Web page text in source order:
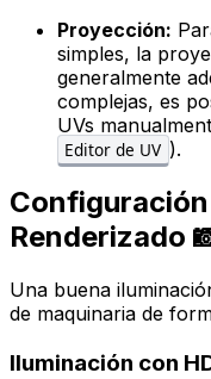
Proyección:
simples, la
generalmente
complejas, es
UVs
Editor de UV ).
Renderizado
Una buena
de maquinaria de
Iluminación con